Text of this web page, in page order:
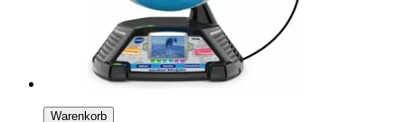
Warenkorb